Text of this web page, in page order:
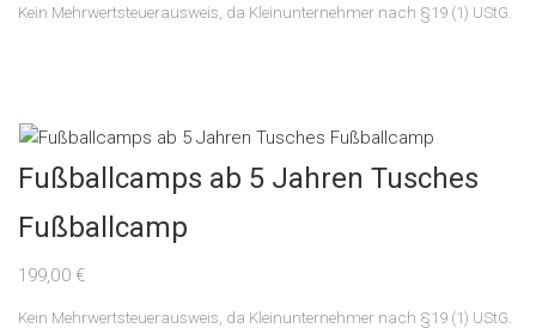
Kein Mehrwertsteuerausweis, da Kleinunternehmer nach §19 (1) UStG.
Fußballcamps ab 5 Jahren Tusches
Fußballcamp
199,00 €
Kein Mehrwertsteuerausweis, da Kleinunternehmer nach §19 (1) UStG.